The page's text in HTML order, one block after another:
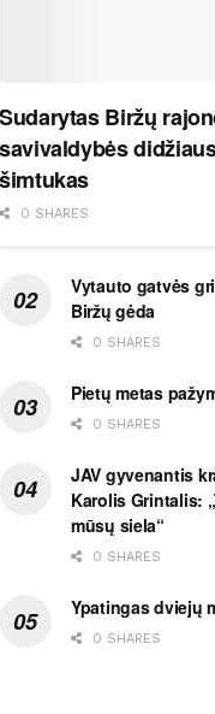
Sudarytas Biržų
savivaldybės
šimtukas
0 SHARES
Vytauto gatvės
Biržų gėda
0 SHARES
Pietų metas
0 SHARES
JAV gyvenantis
Karolis Grintalis:
mūsų siela“
0 SHARES
Ypatingas dviejų
0 SHARES